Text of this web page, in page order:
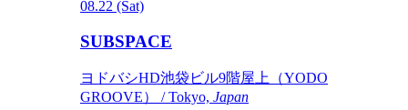
08.22 (Sat)
SUBSPACE
ヨドバシHD池袋ビル9階屋上（YODO
GROOVE） / Tokyo, Japan